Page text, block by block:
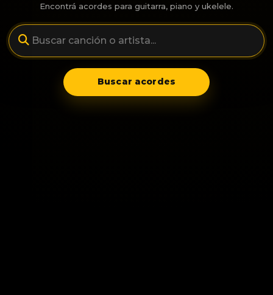
Encontrá acordes para guitarra, piano y ukelele.
Buscar acordes